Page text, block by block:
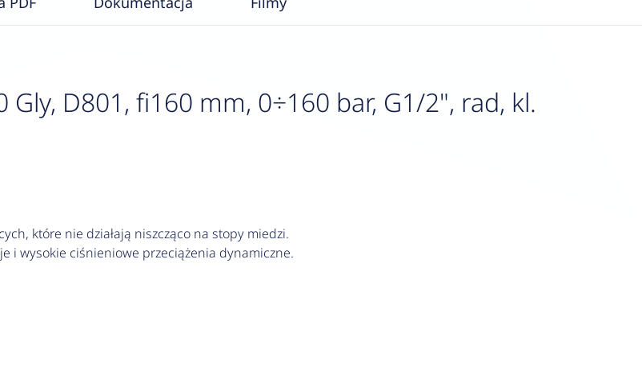
D801, fi160 mm, 0÷160 bar, G1/2", rad, kl.
które nie działają niszcząco na stopy miedzi.
i wysokie ciśnieniowe przeciążenia dynamiczne.